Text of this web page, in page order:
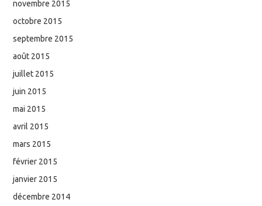
novembre 2015
octobre 2015
septembre 2015
août 2015
juillet 2015
juin 2015
mai 2015
avril 2015
mars 2015
février 2015
janvier 2015
décembre 2014